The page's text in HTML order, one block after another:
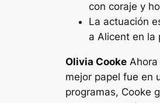
con coraje y
La actuación
a Alicent en la
Olivia Cooke
mejor papel fue en
programas, Cooke